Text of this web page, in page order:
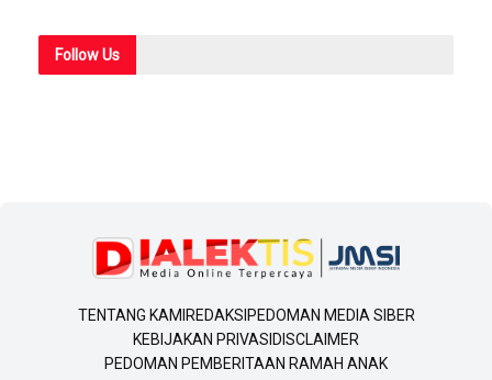
FollowUs
TENTANG KAMI REDAKSI PEDOMAN MEDIA SIBER
KEBIJAKAN PRIVASI DISCLAIMER
PEDOMAN PEMBERITAAN RAMAH ANAK